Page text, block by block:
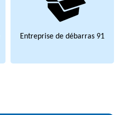
Entreprise de débarras 91